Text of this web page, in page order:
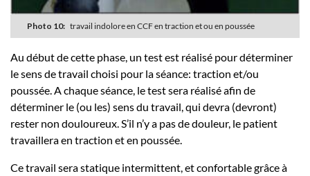
Photo 10: travail indolore en CCF en traction et ou en poussée
Au début de cette phase, un test est réalisé pour déterminer
le sens de travail choisi pour la séance: traction et/ou
poussée. A chaque séance, le test sera réalisé afin de
déterminer le (ou les) sens du travail, qui devra (devront)
rester non douloureux. S’il n’y a pas de douleur, le patient
travaillera en traction et en poussée.
Ce travail sera statique intermittent, et confortable grâce à